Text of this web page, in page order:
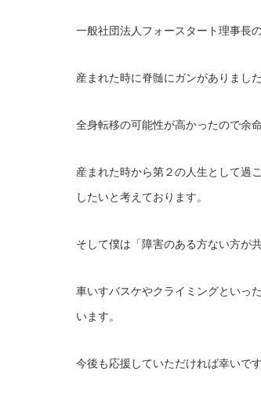
一般社団法人フォースタート理事長
産まれた時に脊髄にガンがありまし
全身転移の可能性が高かったので余
産まれた時から第２の人生として過
したいと考えております。
そして僕は「障害のある方ない方が
車いすバスケやクライミングといっ
います。
今後も応援していただければ幸いで